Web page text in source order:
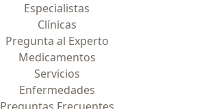
Especialistas
Clínicas
Pregunta al Experto
Medicamentos
Servicios
Enfermedades